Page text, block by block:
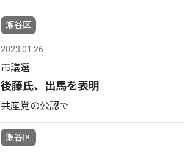
瀬谷区
2023.01.26
市議選
後藤氏、出馬を表明
共産党の公認で
瀬谷区